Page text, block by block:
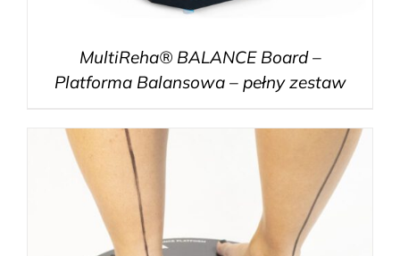
MultiReha® BALANCE Board –
Platforma Balansowa – pełny zestaw